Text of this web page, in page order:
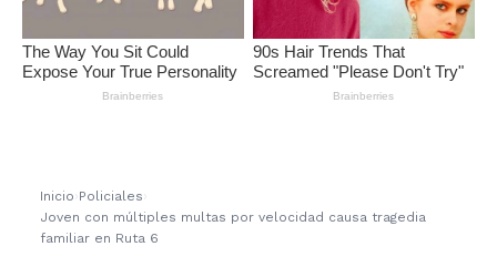
Inicio ›Policiales ›
Joven con múltiples multas por velocidad causa tragedia
familiar en Ruta 6